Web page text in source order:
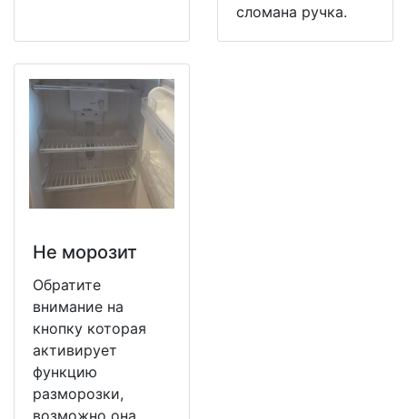
сломана ручка.
Не морозит
Обратите
внимание на
кнопку которая
активирует
функцию
разморозки,